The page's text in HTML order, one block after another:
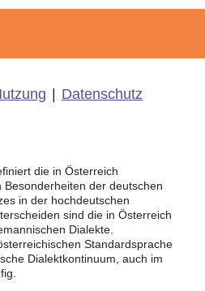
Datenschutz
die in Österreich
der deutschen
in der hochdeutschen
sind die in Österreich
Dialekte.
Standardsprache
Dialektkontinuum, auch im